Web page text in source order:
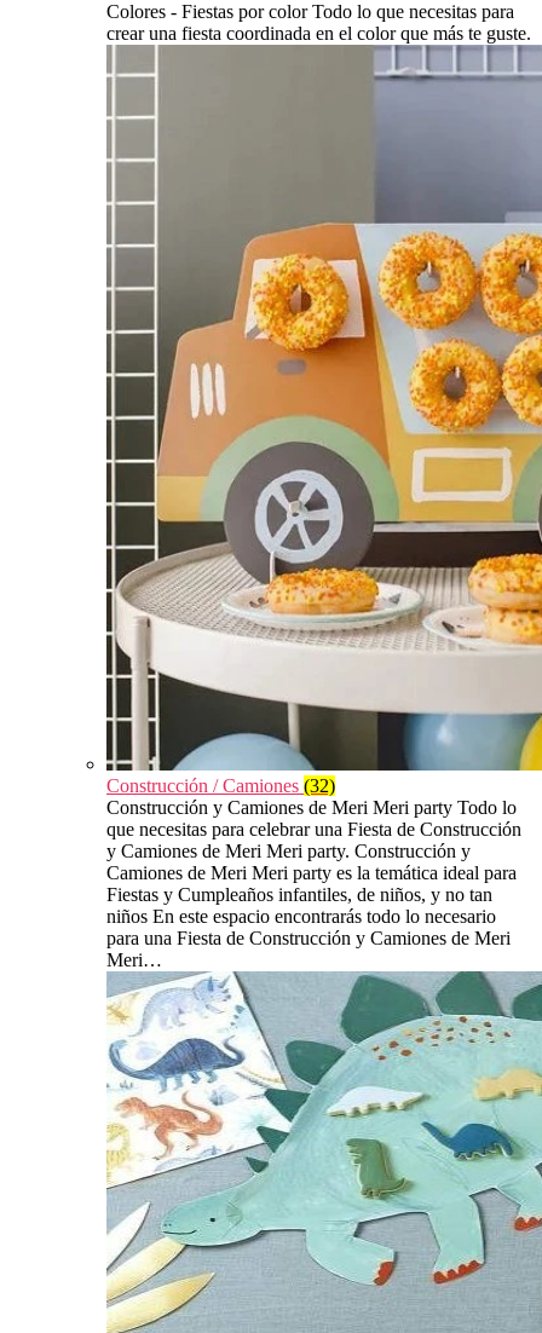
Colores - Fiestas por color Todo lo que necesitas para
crear una fiesta coordinada en el color que más te guste.
Construcción / Camiones (32)
Construcción y Camiones de Meri Meri party Todo lo
que necesitas para celebrar una Fiesta de Construcción
y Camiones de Meri Meri party. Construcción y
Camiones de Meri Meri party es la temática ideal para
Fiestas y Cumpleaños infantiles, de niños, y no tan
niños En este espacio encontrarás todo lo necesario
para una Fiesta de Construcción y Camiones de Meri
Meri…